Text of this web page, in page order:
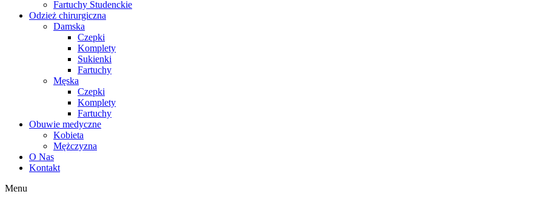
Fartuchy Studenckie
Odzież chirurgiczna
Damska
Czepki
Komplety
Sukienki
Fartuchy
Męska
Czepki
Komplety
Fartuchy
Obuwie medyczne
Kobieta
Mężczyzna
O Nas
Kontakt
Menu